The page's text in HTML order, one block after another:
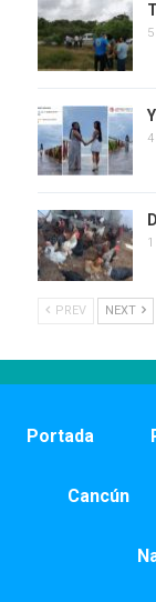
PREV NEXT
Portada
Cancún